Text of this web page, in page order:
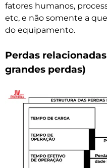
fatores humanos,
etc, e não somente a
do equipamento.
Perdas
grandes perdas)